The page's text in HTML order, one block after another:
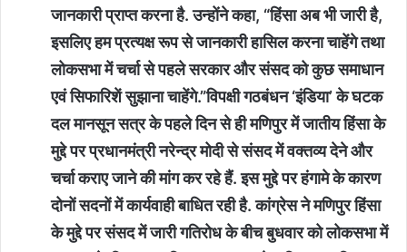
जानकारी प्राप्त करना है. उन्होंने कहा, “हिंसा अब भी जारी है,
इसलिए हम प्रत्यक्ष रूप से जानकारी हासिल करना चाहेंगे तथा
लोकसभा में चर्चा से पहले सरकार और संसद को कुछ समाधान
एवं सिफारिशें सुझाना चाहेंगे.”विपक्षी गठबंधन ‘इंडिया’ के घटक
दल मानसून सत्र के पहले दिन से ही मणिपुर में जातीय हिंसा के
मुद्दे पर प्रधानमंत्री नरेन्द्र मोदी से संसद में वक्तव्य देने और
चर्चा कराए जाने की मांग कर रहे हैं. इस मुद्दे पर हंगामे के कारण
दोनों सदनों में कार्यवाही बाधित रही है. कांग्रेस ने मणिपुर हिंसा
के मुद्दे पर संसद में जारी गतिरोध के बीच बुधवार को लोकसभा में